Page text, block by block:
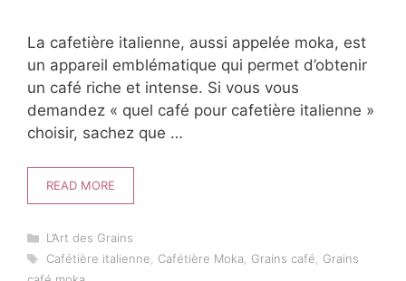
La cafetière italienne, aussi appelée moka, est
un appareil emblématique qui permet d’obtenir
un café riche et intense. Si vous vous
demandez « quel café pour cafetière italienne »
choisir, sachez que …
READ MORE
Catégories
L’Art des Grains
Étiquettes
Cafétière italienne, Cafétière Moka, Grains café, Grains